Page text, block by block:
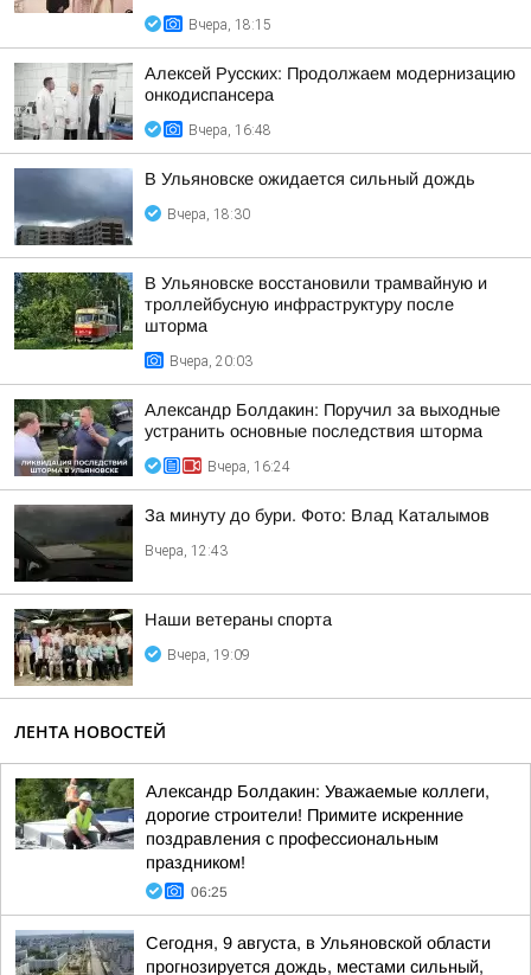
Вчера, 18:15
Алексей Русских: Продолжаем модернизацию
онкодиспансера
Вчера, 16:48
В Ульяновске ожидается сильный дождь
Вчера, 18:30
В Ульяновске восстановили трамвайную и
троллейбусную инфраструктуру после
шторма
Вчера, 20:03
Александр Болдакин: Поручил за выходные
устранить основные последствия шторма
Вчера, 16:24
За минуту до бури. Фото: Влад Каталымов
Вчера, 12:43
Наши ветераны спорта
Вчера, 19:09
ЛЕНТА НОВОСТЕЙ
Александр Болдакин: Уважаемые коллеги,
дорогие строители! Примите искренние
поздравления с профессиональным
праздником!
06:25
Сегодня, 9 августа, в Ульяновской области
прогнозируется дождь, местами сильный,